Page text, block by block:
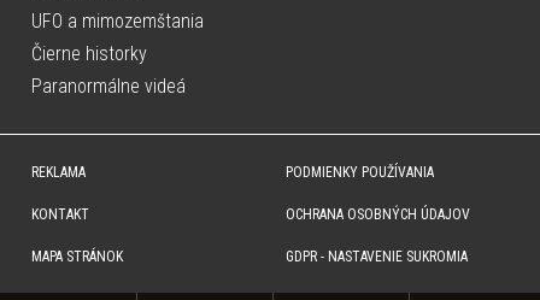
UFO a mimozemštania
Čierne historky
Paranormálne videá
REKLAMA
KONTAKT
MAPA STRÁNOK
PODMIENKY POUŽÍVANIA
OCHRANA OSOBNÝCH ÚDAJOV
GDPR - NASTAVENIE SUKROMIA